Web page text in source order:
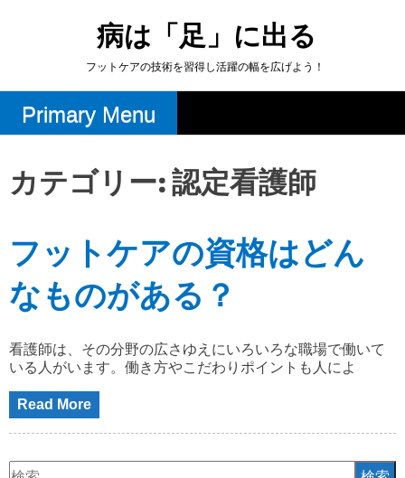
病は「足」に出る
フットケアの技術を習得し活躍の幅を広げよう！
Primary Menu
カテゴリー:認定看護師
フットケアの資格はどん
なものがある？
看護師は、その分野の広さゆえにいろいろな職場で働いて
いる人がいます。働き方やこだわりポイントも人によ
Read More
検